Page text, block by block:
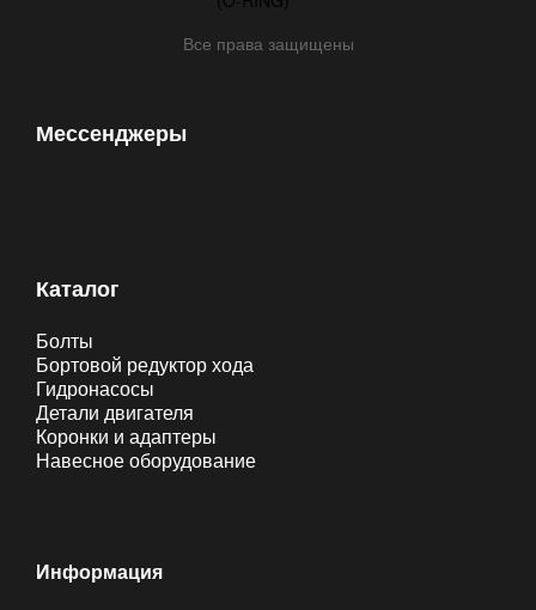
Все права защищены
Мессенджеры
Каталог
Болты
Бортовой редуктор хода
Гидронасосы
Детали двигателя
Коронки и адаптеры
Навесное оборудование
Информация